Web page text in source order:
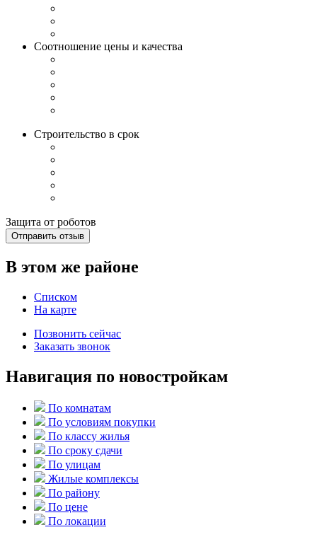
Соотношение цены и качества
Строительство в срок
Защита от роботов
Отправить отзыв
В этом же районе
Списком
На карте
Позвонить сейчас
Заказать звонок
Навигация по новостройкам
По комнатам
По условиям покупки
По классу жилья
По сроку сдачи
По улицам
Жилые комплексы
По району
По цене
По локации